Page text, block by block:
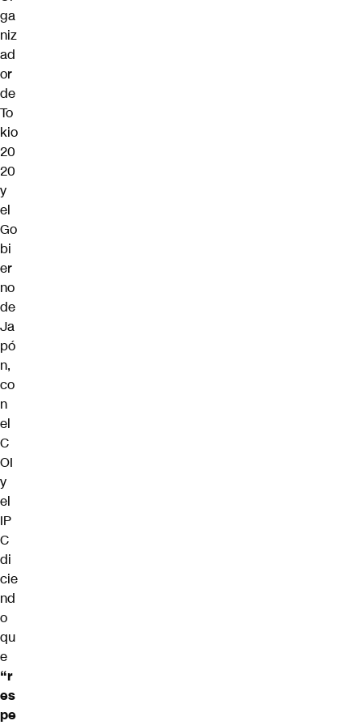
ga
niz
ad
or
de
To
kio
20
20
y
el
Go
bi
er
no
de
Ja
pó
n,
co
n
el
C
OI
y
el
IP
C
di
cie
nd
o
qu
e
“r
es
pe